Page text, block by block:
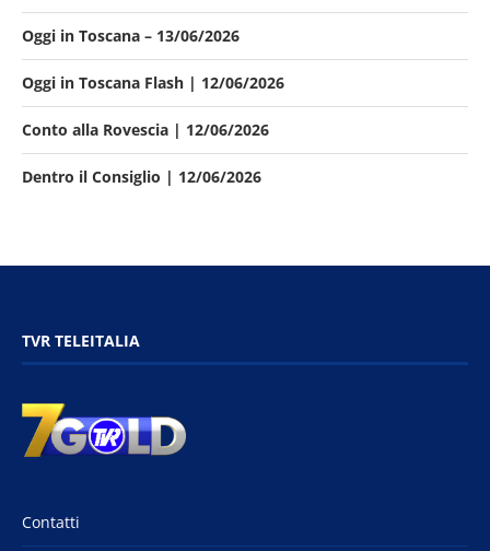
Oggi in Toscana – 13/06/2026
Oggi in Toscana Flash | 12/06/2026
Conto alla Rovescia | 12/06/2026
Dentro il Consiglio | 12/06/2026
TVR TELEITALIA
Contatti